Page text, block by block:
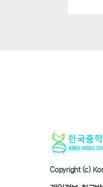
Copyright (c)